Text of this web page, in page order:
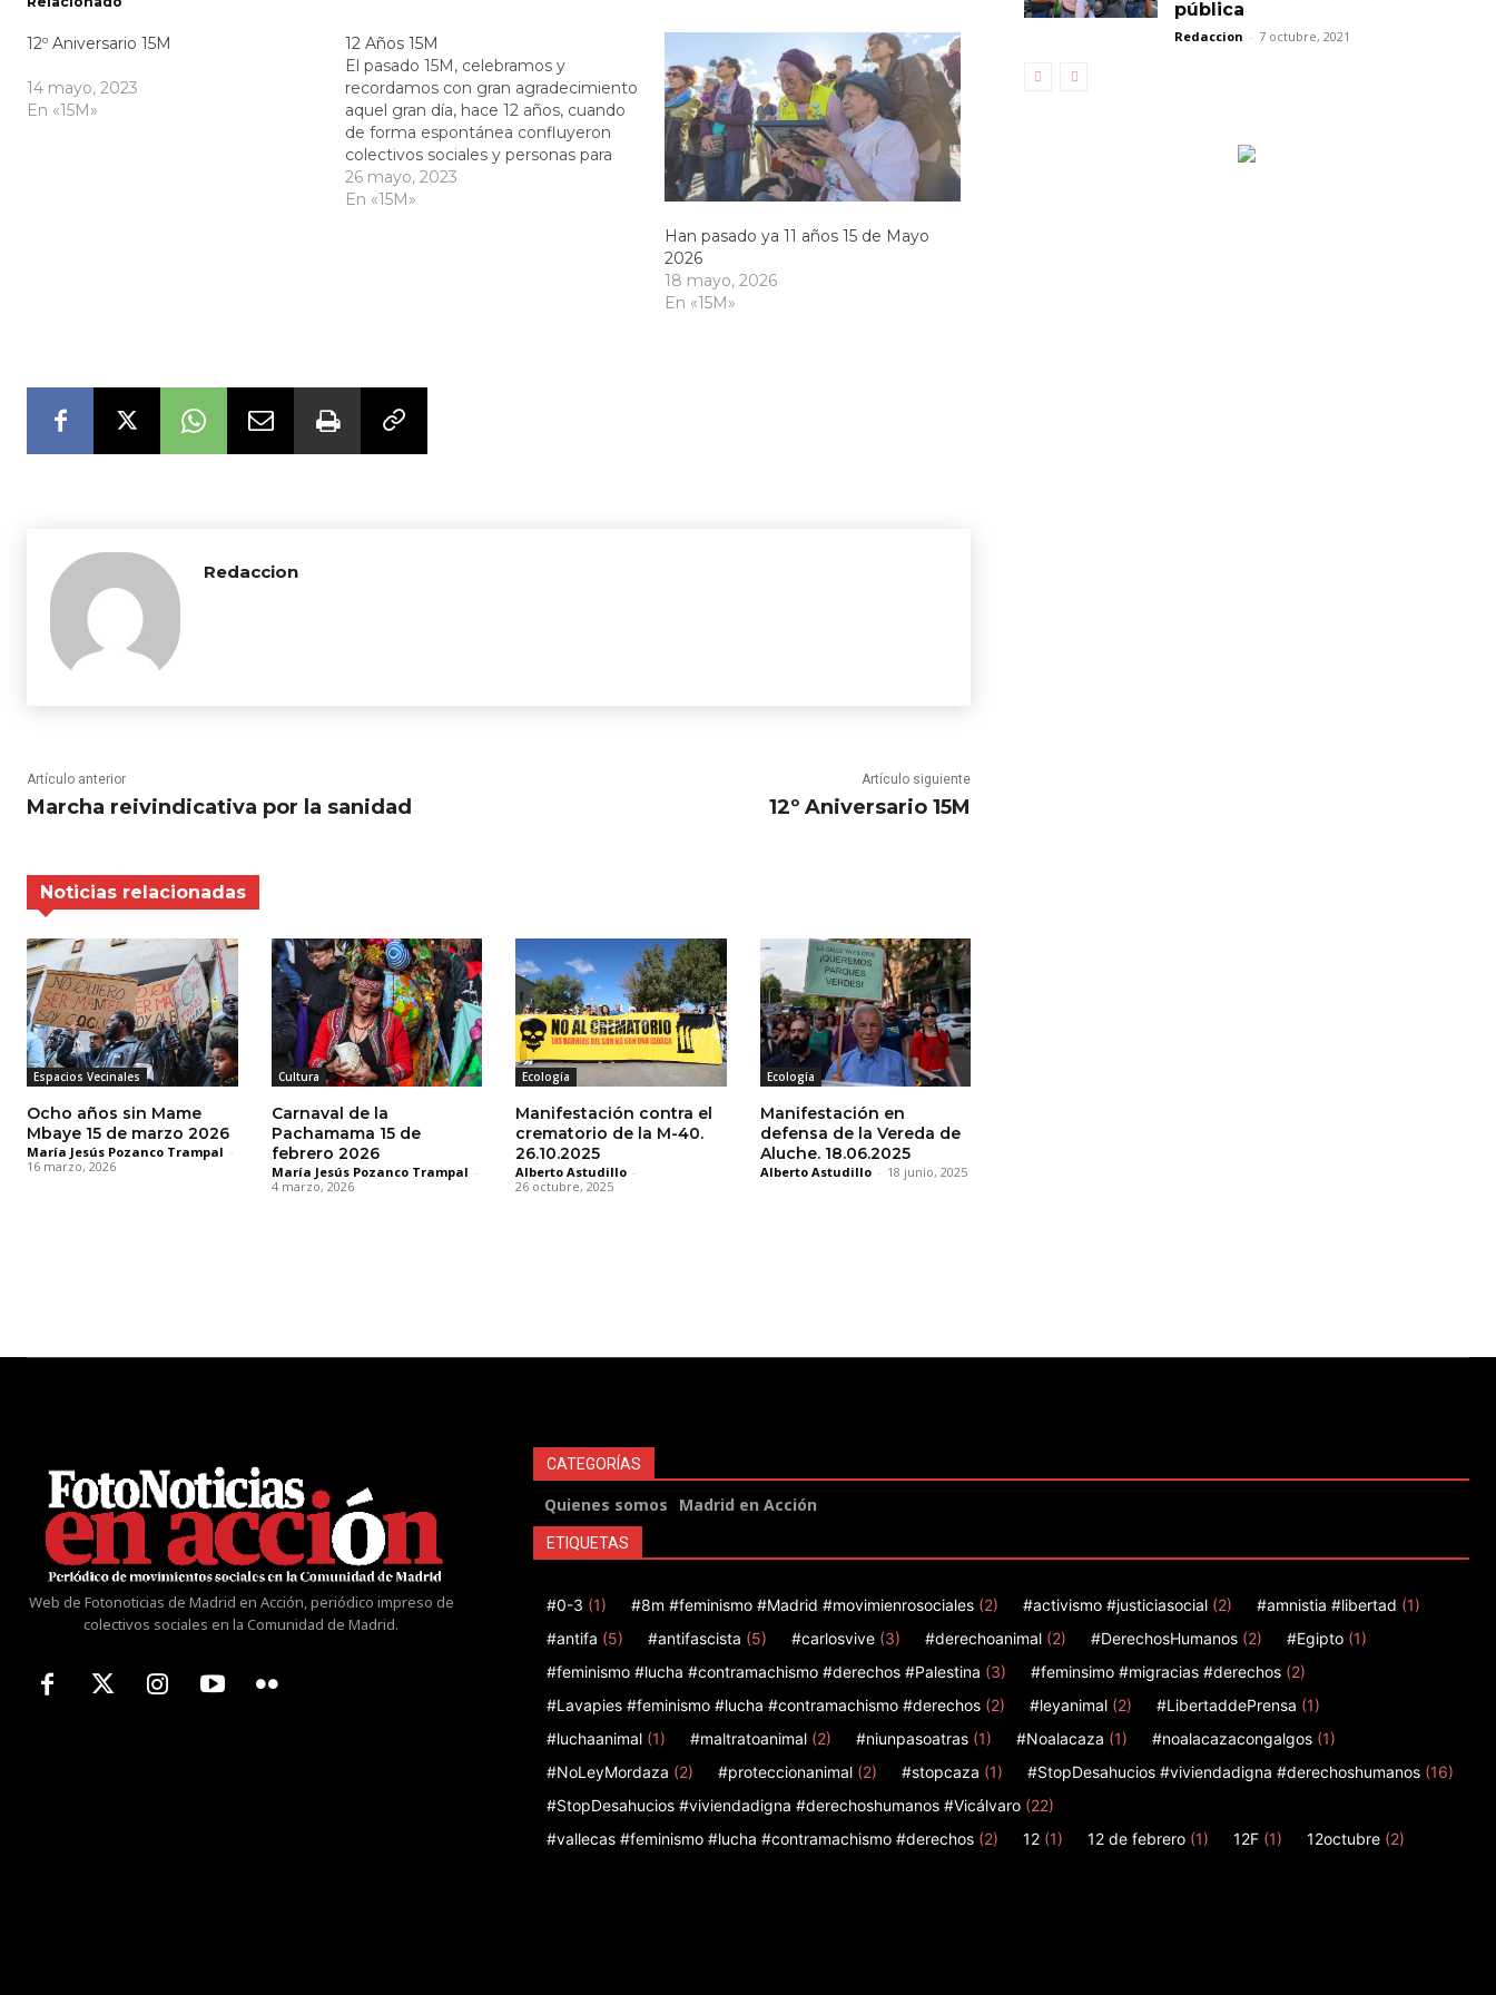
12º Aniversario 15M
14 mayo, 2023
En «15M»
12 Años 15M
El pasado 15M, celebramos y
recordamos con gran agradecimiento
aquel gran día, hace 12 años, cuando
de forma espontánea confluyeron
colectivos sociales y personas para
exigir un cambio de sistema hacia una
sociedad más justa, con organización
26 mayo, 2023
En «15M»
Han pasado ya 11 años 15 de Mayo
2026
18 mayo, 2026
En «15M»
Redaccion
Artículo anterior
Marcha reivindicativa por la sanidad
Artículo siguiente
12º Aniversario 15M
Noticias relacionadas
Espacios Vecinales
Ocho años sin Mame
Mbaye 15 de marzo 2026
María Jesús Pozanco Trampal -
16 marzo, 2026
Cultura
Carnaval de la
Pachamama 15 de
febrero 2026
María Jesús Pozanco Trampal -
4 marzo, 2026
Ecología
Manifestación contra el
crematorio de la M-40.
26.10.2025
Alberto Astudillo -
26 octubre, 2025
Ecología
Manifestación en
defensa de la Vereda de
Aluche. 18.06.2025
Alberto Astudillo - 18 junio, 2025
pública
Redaccion - 7 octubre, 2021
Web de Fotonoticias de Madrid en Acción, periódico impreso de
colectivos sociales en la Comunidad de Madrid.
CATEGORÍAS
Quienes somos Madrid en Acción
ETIQUETAS
#0-3 (1) #8m #feminismo #Madrid #movimienrosociales (2) #activismo #justiciasocial (2) #amnistia #libertad (1)
#antifa (5) #antifascista (5) #carlosvive (3) #derechoanimal (2) #DerechosHumanos (2) #Egipto (1)
#feminismo #lucha #contramachismo #derechos #Palestina (3) #feminsimo #migracias #derechos (2)
#Lavapies #feminismo #lucha #contramachismo #derechos (2) #leyanimal (2) #LibertaddePrensa (1)
#luchaanimal (1) #maltratoanimal (2) #niunpasoatras (1) #Noalacaza (1) #noalacazacongalgos (1)
#NoLeyMordaza (2) #proteccionanimal (2) #stopcaza (1) #StopDesahucios #viviendadigna #derechoshumanos (16)
#StopDesahucios #viviendadigna #derechoshumanos #Vicálvaro (22)
#vallecas #feminismo #lucha #contramachismo #derechos (2) 12 (1) 12 de febrero (1) 12F (1) 12octubre (2)